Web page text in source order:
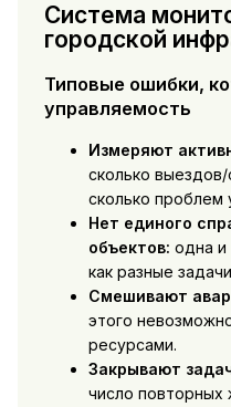
Система
городской
Типовые ошибки,
управляемость
Измеряют
сколько
сколько проблем
Нет единого
объектов: одна и
как разные
Смешивают
этого
ресурсами.
Закрывают
число повторных